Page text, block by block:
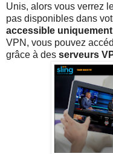
Unis, alors vous verrez
pas disponibles dans
accessible
VPN, vous pouvez
grâce à des serveurs